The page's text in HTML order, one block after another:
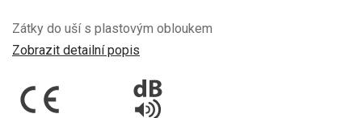
Zátky do uší s plastovým obloukem
Zobrazit detailní popis